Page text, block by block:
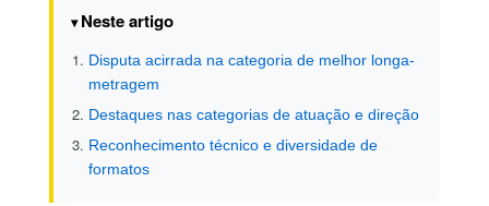
Neste artigo
Disputa acirrada na categoria de melhor longa-
metragem
Destaques nas categorias de atuação e direção
Reconhecimento técnico e diversidade de
formatos